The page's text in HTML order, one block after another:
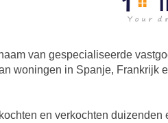
van gespecialiseerde
woningen in Spanje, Frankrijk
en verkochten